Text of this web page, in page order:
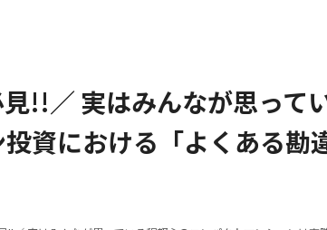
!!／ 実はみんなが思って
資における「よくある勘